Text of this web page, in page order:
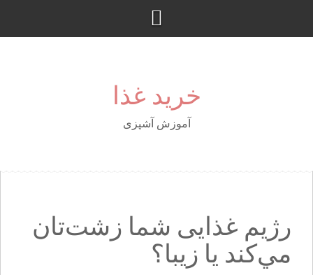
i
خرید غذا
آموزش آشپزی
رژیم غذایی شما زشت‌تان
مي‌كند يا زيبا؟